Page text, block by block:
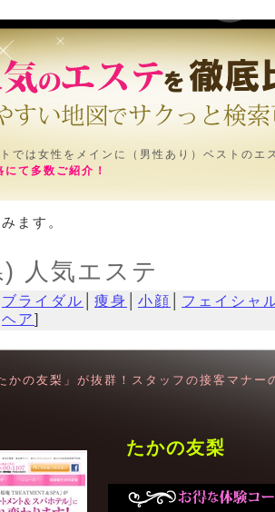
では女性をメインに（男性あり）ベストのエ
て多数ご紹介！
ます。
人気エステ
ブライダル 痩身 小顔 フェイシャ
ヘア]
かの友梨」が抜群！スタッフの接客マナー
たかの友梨